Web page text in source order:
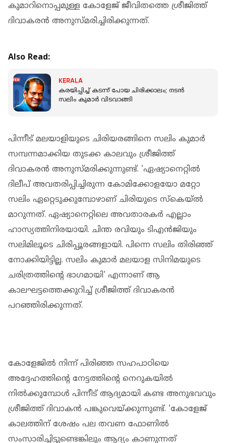
കുമാറിനൊപ്പമുള്ള കോളേജ് ജീവിതത്തെ ശ്രീജിത്ത്
ദിവാകരൻ അനുസ്മരിച്ചിരിക്കുന്നത്.
Also Read:
KERALA
കരയിപ്പിച്ച് കടന്ന് പോയ ചിരിക്കാലം; നടൻ
സലിം കുമാര്‍ വിടവാങ്ങി
പിന്നീട് മലയാളിയുടെ ചിരിയരങ്ങിനെ സലിം കുമാർ
സമ്പന്നമാക്കിയ തുടക്ക കാലവും ശ്രീജിത്ത്
ദിവാകരൻ അനുസ്മരിക്കുന്നുണ്ട്. 'ഏഷ്യാനെറ്റിൽ
ദിലീപ് അവതരിപ്പിച്ചിരുന്ന കോമിക്കോളയോ മറ്റോ
സലിം ഏറ്റെടുക്കുമ്പോഴാണ് ചിരിയുടെ സ്കെയ്ൽ
മാറുന്നത്. ഏഷ്യാനെറ്റിലെ അവതാരകർ എല്ലാം
ഹാസ്യത്തിനിരയായി. ചിന്ത രവിയും ടിഎൻജിയും
സലിമിലൂടെ ചിരിപ്പൂരങ്ങളായി. പിന്നെ സലിം തിരിഞ്ഞ്
നോക്കിയിട്ടില്ല. സലിം കുമാർ മലയാള സിനിമയുടെ
ചരിത്രത്തിൻ്റെ ഭാഗമായി' എന്നാണ് ആ
കാലഘട്ടത്തെക്കുറിച്ച് ശ്രീജിത്ത് ദിവാകരൻ
പറഞ്ഞിരിക്കുന്നത്.
കോളേജിൽ നിന്ന് പിരിഞ്ഞ സഹപാഠിയെ
അദ്ദേഹത്തിൻ്റെ നേട്ടത്തിൻ്റെ നെറുകയിൽ
നിൽക്കുമ്പോൾ പിന്നീട് ആദ്യമായി കണ്ട അനുഭവവും
ശ്രീജിത്ത് ദിവാകൻ പങ്കുവെയ്ക്കുന്നുണ്ട്. 'കോളേജ്
കാലത്തിന് ശേഷം പല തവണ ഫോണിൽ
സംസാരിച്ചിട്ടുണ്ടെങ്കിലും ആദ്യം കാണുന്നത്